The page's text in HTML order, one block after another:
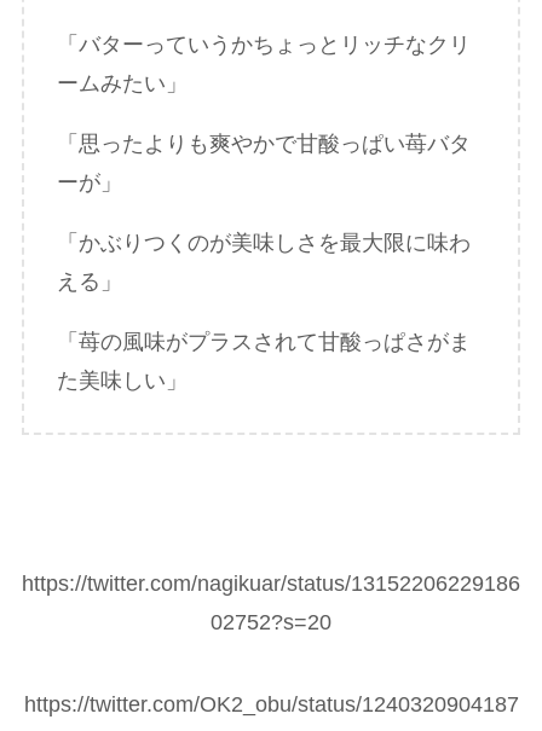
「バターっていうかちょっとリッチなクリ
ームみたい」
「思ったよりも爽やかで甘酸っぱい苺バタ
ーが」
「かぶりつくのが美味しさを最大限に味わ
える」
「苺の風味がプラスされて甘酸っぱさがま
た美味しい」
https://twitter.com/nagikuar/status/13152206229186
02752?s=20
https://twitter.com/OK2_obu/status/1240320904187